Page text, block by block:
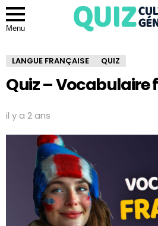
Menu
LANGUE FRANÇAISE QUIZ
Quiz – Vocabulaire
il y a 2 ans